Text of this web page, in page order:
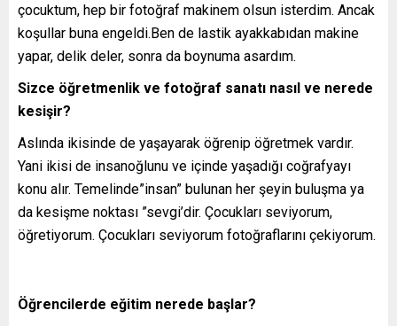
çocuktum, hep bir fotoğraf makinem olsun isterdim. Ancak
koşullar buna engeldi.Ben de lastik ayakkabıdan makine
yapar, delik deler, sonra da boynuma asardım.
Sizce öğretmenlik ve fotoğraf sanatı nasıl ve nerede
kesişir?
Aslında ikisinde de yaşayarak öğrenip öğretmek vardır.
Yani ikisi de insanoğlunu ve içinde yaşadığı coğrafyayı
konu alır. Temelinde”insan” bulunan her şeyin buluşma ya
da kesişme noktası ”sevgi’dir. Çocukları seviyorum,
öğretiyorum. Çocukları seviyorum fotoğraflarını çekiyorum.
Öğrencilerde eğitim nerede başlar?